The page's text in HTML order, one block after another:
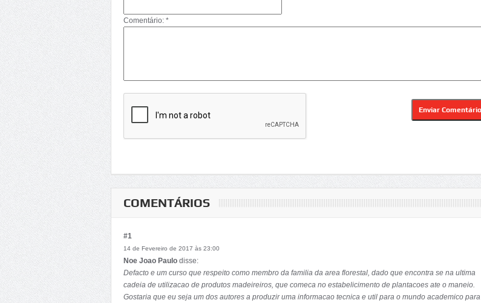
Comentário: *
COMENTÁRIOS
#1
14 de Fevereiro de 2017 às 23:00
Noe Joao Paulo disse:
Defacto e um curso que respeito como membro da familia da area florestal, dado que encontra se na ultima
cadeia de utilizacao de produtos madeireiros, que comeca no estabelicimento de plantacoes ate o maneio.
Gostaria que eu seja um dos autores a produzir uma informacao tecnica e util para o mundo academico para